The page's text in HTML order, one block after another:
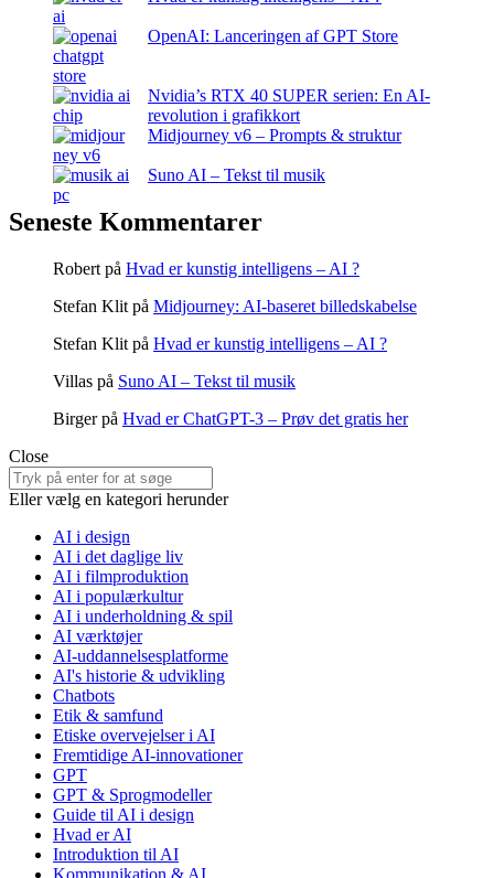
OpenAI: Lanceringen af GPT Store
Nvidia’s RTX 40 SUPER serien: En AI-
revolution i grafikkort
Midjourney v6 – Prompts & struktur
Suno AI – Tekst til musik
Seneste Kommentarer
Robert på Hvad er kunstig intelligens – AI ?
Stefan Klit på Midjourney: AI-baseret billedskabelse
Stefan Klit på Hvad er kunstig intelligens – AI ?
Villas på Suno AI – Tekst til musik
Birgerpå Hvad er ChatGPT-3 – Prøv det gratis her
Close
Search
for:
Eller vælg en kategori herunder
AI i design
AI i det daglige liv
AI i filmproduktion
AI i populærkultur
AI i underholdning & spil
AI værktøjer
AI-uddannelsesplatforme
AI's historie & udvikling
Chatbots
Etik & samfund
Etiske overvejelser i AI
Fremtidige AI-innovationer
GPT
GPT & Sprogmodeller
Guide til AI i design
Hvad er AI
Introduktion til AI